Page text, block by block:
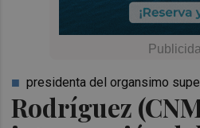
Rodríguez
presidenta del organsimo